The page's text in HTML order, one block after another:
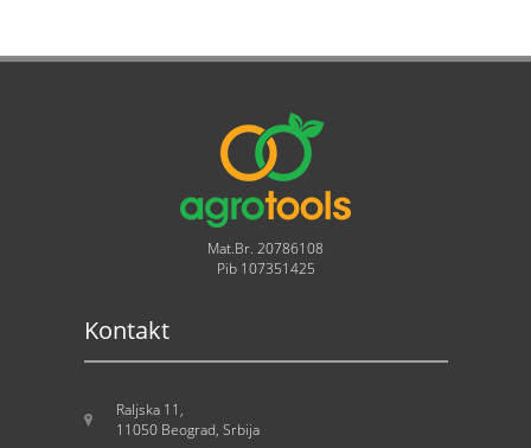
Mat.Br. 20786108
Pib 107351425
Kontakt
Raljska 11,
11050 Beograd, Srbija